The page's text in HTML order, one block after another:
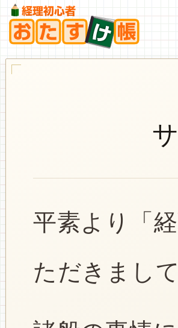
平素より「
ただきまし